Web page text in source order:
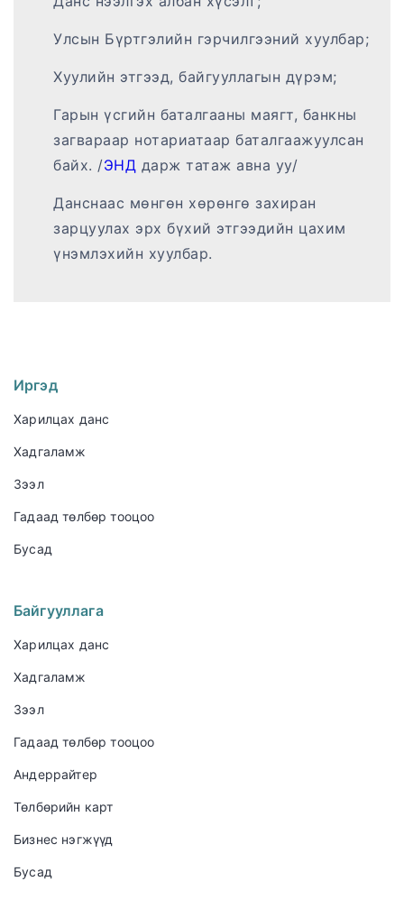
Улсын Бүртгэлийн гэрчилгээний хуулбар;
Хуулийн этгээд, байгууллагын дүрэм;
Гарын үсгийн баталгааны маягт, банкны
загвараар нотариатаар баталгаажуулсан
байх. /ЭНД дарж татаж авна уу/
Данснаас мөнгөн хөрөнгө захиран
зарцуулах эрх бүхий этгээдийн цахим
үнэмлэхийн хуулбар.
Иргэд
Харилцах данс
Хадгаламж
Зээл
Гадаад төлбөр тооцоо
Бусад
Байгууллага
Харилцах данс
Хадгаламж
Зээл
Гадаад төлбөр тооцоо
Андеррайтер
Төлбөрийн карт
Бизнес нэгжүүд
Бусад